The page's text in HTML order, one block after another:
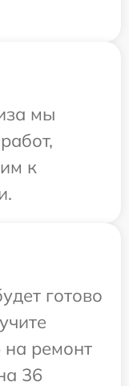
мы
к
готово
ремонт
36